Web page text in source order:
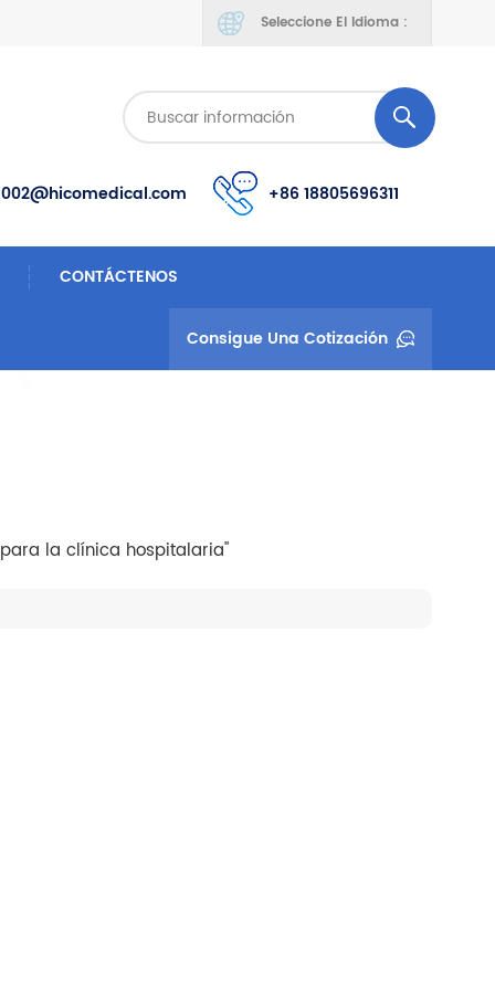
Seleccione El Idioma :
+86 18805696311
CONTÁCTENOS
Consigue Una Cotización
la clínica hospitalaria"